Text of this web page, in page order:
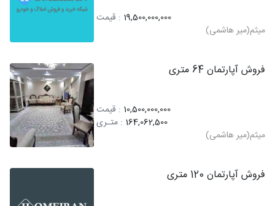
19,500,000,000 : قیمت
میثم(میر هاشمی)
فروش آپارتمان 64 متری
10,500,000,000 : قیمت
164,062,500 : متـری
میثم(میر هاشمی)
فروش آپارتمان 120 متری